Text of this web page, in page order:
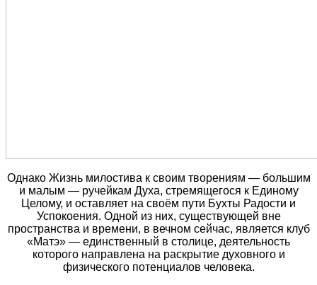
Однако Жизнь милостива к своим творениям — большим
и малым — ручейкам Духа, стремящегося к Единому
Целому, и оставляет на своём пути Бухты Радости и
Успокоения. Одной из них, существующей вне
пространства и времени, в вечном сейчас, является клуб
«Матэ» — единственный в столице, деятельность
которого направлена на раскрытие духовного и
физического потенциалов человека.